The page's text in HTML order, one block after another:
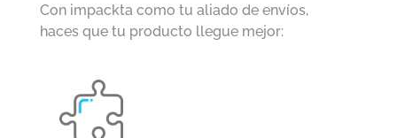
Con impackta como tu aliado de envíos,
haces que tu producto llegue mejor: